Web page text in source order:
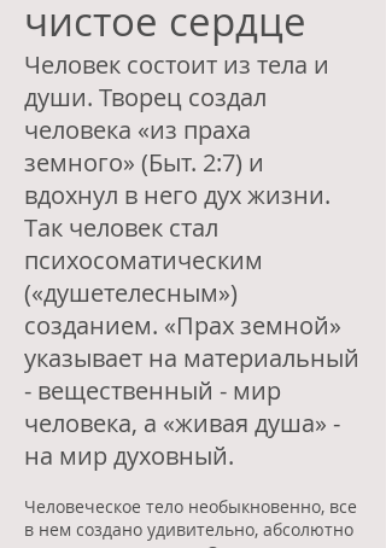
чистое сердце
Человек состоит из тела и
души. Творец создал
человека «из праха
земного» (Быт. 2:7) и
вдохнул в него дух жизни.
Так человек стал
психосоматическим
(«душетелесным»)
созданием. «Прах земной»
указывает на материальный
- вещественный - мир
человека, а «живая душа» -
на мир духовный.
Человеческое тело необыкновенно, все
в нем создано удивительно, абсолютно